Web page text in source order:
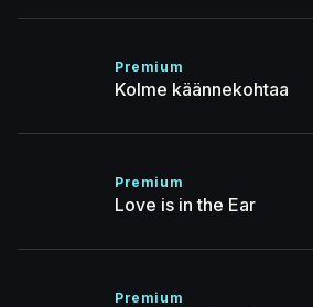
Premium
Kolme käännekohtaa
Premium
Love is in the Ear
Premium